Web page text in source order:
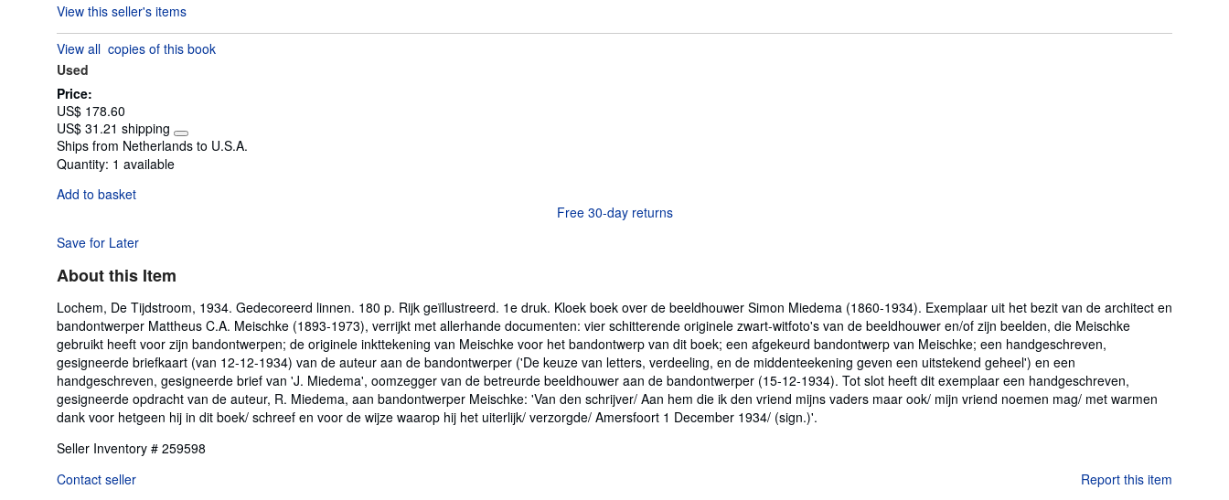
4
out
of
View this seller's items
View all copies of this book
Used
Price:
US$ 178.60
US$ 31.21 shipping
Learn
more
Ships from Netherlands to U.S.A.
Quantity: 1 available
Add to basket
Free 30-day returns
Save for Later
About this Item
Lochem, De Tijdstroom, 1934. Gedecoreerd linnen. 180 p. Rijk geïllustreerd. 1e druk. Kloek boek over de beeldhouwer Simon Miedema (1860-1934). Exemplaar uit het bezit van de architect en
bandontwerper Mattheus C.A. Meischke (1893-1973), verrijkt met allerhande documenten: vier schitterende originele zwart-witfoto's van de beeldhouwer en/of zijn beelden, die Meischke
gebruikt heeft voor zijn bandontwerpen; de originele inkttekening van Meischke voor het bandontwerp van dit boek; een afgekeurd bandontwerp van Meischke; een handgeschreven,
gesigneerde briefkaart (van 12-12-1934) van de auteur aan de bandontwerper ('De keuze van letters, verdeeling, en de middenteekening geven een uitstekend geheel') en een
handgeschreven, gesigneerde brief van 'J. Miedema', oomzegger van de betreurde beeldhouwer aan de bandontwerper (15-12-1934). Tot slot heeft dit exemplaar een handgeschreven,
gesigneerde opdracht van de auteur, R. Miedema, aan bandontwerper Meischke: 'Van den schrijver/ Aan hem die ik den vriend mijns vaders maar ook/ mijn vriend noemen mag/ met warmen
dank voor hetgeen hij in dit boek/ schreef en voor de wijze waarop hij het uiterlijk/ verzorgde/ Amersfoort 1 December 1934/ (sign.)'.
Seller Inventory # 259598
Contact seller
Report this item